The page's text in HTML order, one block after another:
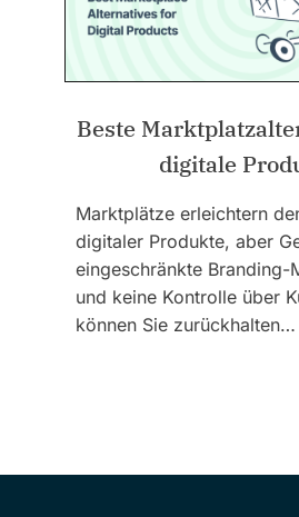
Beste
digitale
Marktplätze erleichtern
digitaler Produkte, aber
eingeschränkte Branding-
und keine Kontrolle über
können Sie zurückhalten…